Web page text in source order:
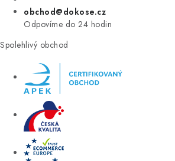
obchod@dokose.cz
Odpovíme do 24 hodin
Spolehlivý obchod
Úvod Kontakt Blog
Moje objednávka